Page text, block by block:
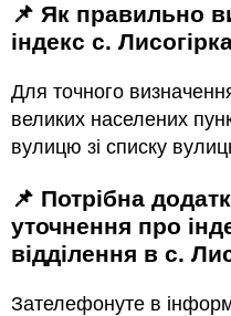
📌 Як правильно визначити поштовий
індекс с.
Для точного
великих населених
вулицю зі списку
📌 Потрібна додаткова інформація або
уточнення про
відділення в с.
Зателефонуте в